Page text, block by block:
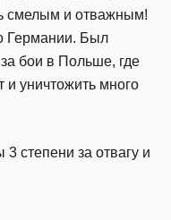
смелым и отважным!
Германии. Был
бои в Польше, где
и уничтожить много
степени за отвагу и